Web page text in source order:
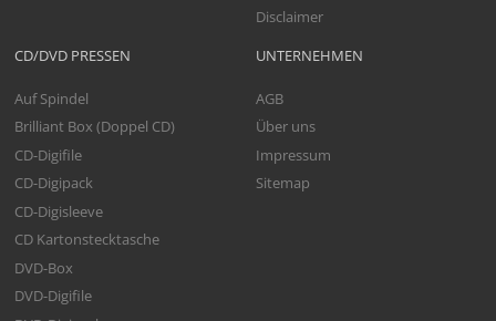
CD/DVD PRESSEN
Auf Spindel
Brilliant Box (Doppel CD)
CD-Digifile
CD-Digipack
CD-Digisleeve
CD Kartonstecktasche
DVD-Box
DVD-Digifile
Disclaimer
UNTERNEHMEN
AGB
Über uns
Impressum
Sitemap